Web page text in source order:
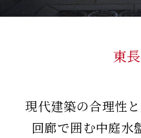
東
現代建築の合理性
回廊で囲む中庭水